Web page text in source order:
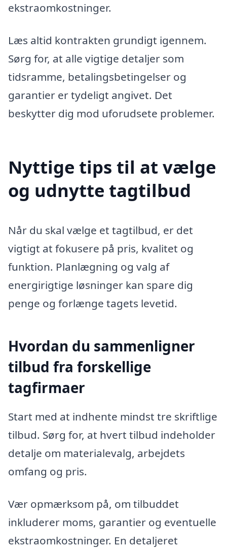
ekstraomkostninger.
Læs altid kontrakten grundigt igennem.
Sørg for, at alle vigtige detaljer som
tidsramme, betalingsbetingelser og
garantier er tydeligt angivet. Det
beskytter dig mod uforudsete problemer.
Nyttige tips til at vælge
og udnytte tagtilbud
Når du skal vælge et tagtilbud, er det
vigtigt at fokusere på pris, kvalitet og
funktion. Planlægning og valg af
energirigtige løsninger kan spare dig
penge og forlænge tagets levetid.
Hvordan du sammenligner
tilbud fra forskellige
tagfirmaer
Start med at indhente mindst tre skriftlige
tilbud. Sørg for, at hvert tilbud indeholder
detalje om materialevalg, arbejdets
omfang og pris.
Vær opmærksom på, om tilbuddet
inkluderer moms, garantier og eventuelle
ekstraomkostninger. En detaljeret